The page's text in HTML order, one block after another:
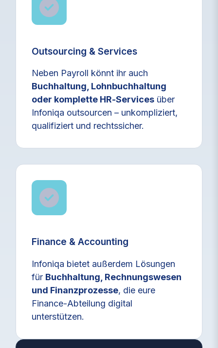
Outsourcing & Services
Neben Payroll könnt ihr auch
Buchhaltung, Lohnbuchhaltung
oder komplette HR‑Services über
Infoniqa outsourcen – unkompliziert,
qualifiziert und rechtssicher.
Finance & Accounting
Infoniqa bietet außerdem Lösungen
für Buchhaltung, Rechnungswesen
und Finanzprozesse, die eure
Finance‑Abteilung digital
unterstützen.